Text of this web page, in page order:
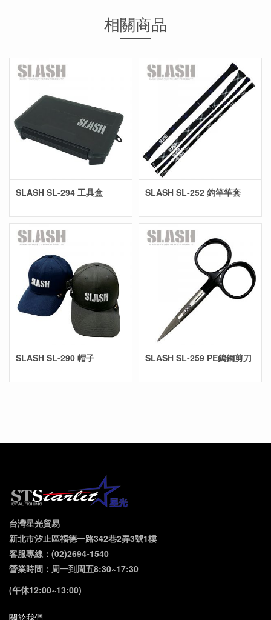
相關商品
SLASH SL-294 工具盒 SLASH SL-252 釣竿竿套
SLASH SL-290 帽子 SLASH SL-259 PE鎢鋼剪刀
台灣星光貿易
新北市汐止區福德一路342巷2弄3號1樓
客服專線：(02)2694-1540
營業時間：周一到周五8:30~17:30
(午休12:00~13:00)
關於我們